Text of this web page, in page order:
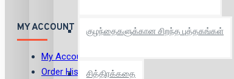
குழந்தைகளுக்கான சிறந்த புத்தகங்கள்
சித்திரக்கதை
MY ACCOUNT
My Account
Order History